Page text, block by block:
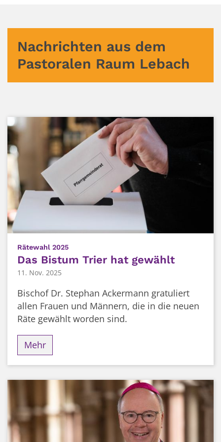
Nachrichten aus dem
Pastoralen Raum Lebach
Rätewahl 2025:
Das Bistum Trier hat gewählt
11. Nov. 2025
Bischof Dr. Stephan Ackermann gratuliert
allen Frauen und Männern, die in die neuen
Räte gewählt worden sind.
Mehr